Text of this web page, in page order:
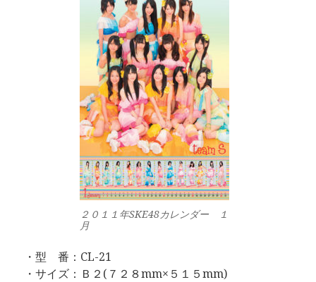
２０１１年SKE48カレンダー １
月
・型 番：CL-21
・サイズ：Ｂ２(７２８mm×５１５mm)